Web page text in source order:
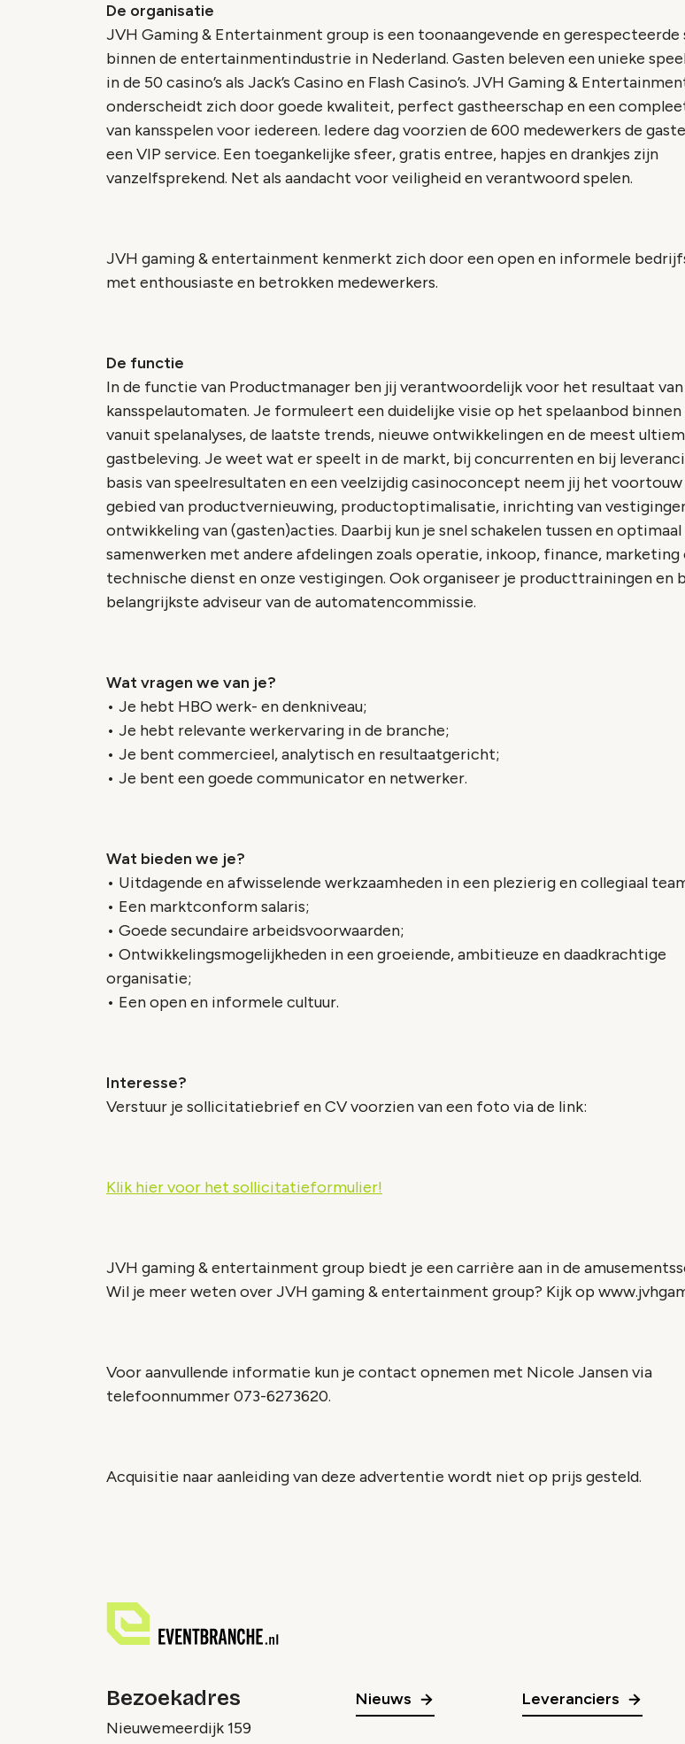
De organisatie
JVH Gaming & Entertainment group is een toonaangevende en gerespecteerde
binnen de entertainmentindustrie in Nederland. Gasten beleven een unieke
in de 50 casino’s als Jack’s Casino en Flash Casino’s. JVH Gaming &
onderscheidt zich door goede kwaliteit, perfect gastheerschap en een
van kansspelen voor iedereen. Iedere dag voorzien de 600 medewerkers de
een VIP service. Een toegankelijke sfeer, gratis entree, hapjes en drankjes zijn
vanzelfsprekend. Net als aandacht voor veiligheid en verantwoord spelen.
JVH gaming & entertainment kenmerkt zich door een open en informele
met enthousiaste en betrokken medewerkers.
De functie
In de functie van Productmanager ben jij verantwoordelijk voor het resultaat
kansspelautomaten. Je formuleert een duidelijke visie op het spelaanbod binnen
vanuit spelanalyses, de laatste trends, nieuwe ontwikkelingen en de meest
gastbeleving. Je weet wat er speelt in de markt, bij concurrenten en bij
basis van speelresultaten en een veelzijdig casinoconcept neem jij het
gebied van productvernieuwing, productoptimalisatie, inrichting van
ontwikkeling van (gasten)acties. Daarbij kun je snel schakelen tussen en optimaal
samenwerken met andere afdelingen zoals operatie, inkoop, finance,
technische dienst en onze vestigingen. Ook organiseer je producttrainingen en
belangrijkste adviseur van de automatencommissie.
Wat vragen we van je?
• Je hebt HBO werk- en denkniveau;
• Je hebt relevante werkervaring in de branche;
• Je bent commercieel, analytisch en resultaatgericht;
• Je bent een goede communicator en netwerker.
Wat bieden we je?
• Uitdagende en afwisselende werkzaamheden in een plezierig en collegiaal
• Een marktconform salaris;
• Goede secundaire arbeidsvoorwaarden;
• Ontwikkelingsmogelijkheden in een groeiende, ambitieuze en daadkrachtige
organisatie;
• Een open en informele cultuur.
Interesse?
Verstuur je sollicitatiebrief en CV voorzien van een foto via de link:
Klik hier voor het sollicitatieformulier!
JVH gaming & entertainment group biedt je een carrière aan in de
Wil je meer weten over JVH gaming & entertainment group? Kijk op
Voor aanvullende informatie kun je contact opnemen met Nicole Jansen via
telefoonnummer 073-6273620.
Acquisitie naar aanleiding van deze advertentie wordt niet op prijs gesteld.
Bezoekadres
Nieuwemeerdijk 159
Nieuws Leveranciers